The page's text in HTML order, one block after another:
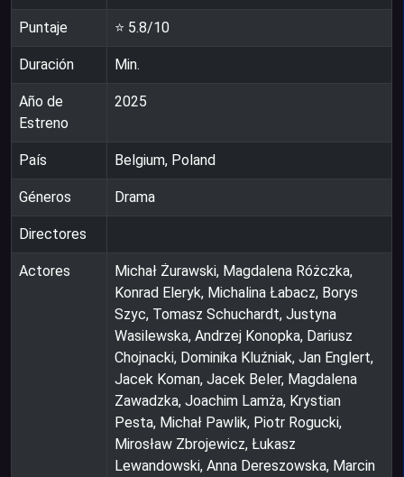
Puntaje ⭐ 5.8/10
Duración Min.
Año de
Estreno
2025
País Belgium, Poland
Géneros Drama
Directores
Actores
Michał Żurawski, Magdalena Różczka,
Konrad Eleryk, Michalina Łabacz, Borys
Szyc, Tomasz Schuchardt, Justyna
Wasilewska, Andrzej Konopka, Dariusz
Chojnacki, Dominika Kluźniak, Jan Englert,
Jacek Koman, Jacek Beler, Magdalena
Zawadzka, Joachim Lamża, Krystian
Pesta, Michał Pawlik, Piotr Rogucki,
Mirosław Zbrojewicz, Łukasz
Lewandowski, Anna Dereszowska, Marcin